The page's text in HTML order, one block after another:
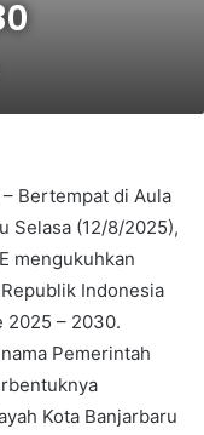
– Bertempat di Aula
Selasa (12/8/2025),
mengukuhkan
Indonesia
2025 – 2030.
Pemerintah
Kota Banjarbaru